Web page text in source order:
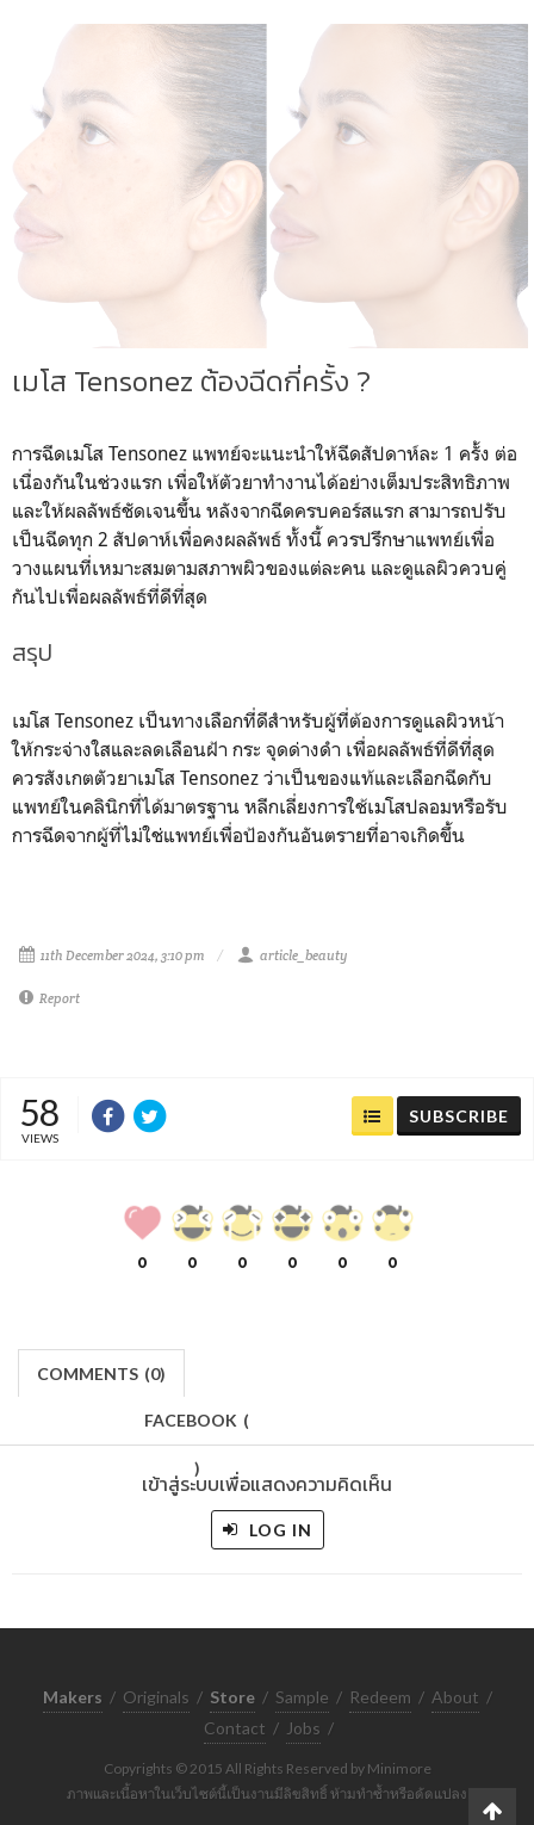
เมโส Tensonez ต้องฉีดกี่ครั้ง ?
การฉีดเมโส Tensonez แพทย์จะแนะนำให้ฉีดสัปดาห์ละ 1 ครั้ง ต่อ
เนื่องกันในช่วงแรก เพื่อให้ตัวยาทำงานได้อย่างเต็มประสิทธิภาพ
และให้ผลลัพธ์ชัดเจนขึ้น หลังจากฉีดครบคอร์สแรก สามารถปรับ
เป็นฉีดทุก 2 สัปดาห์เพื่อคงผลลัพธ์ ทั้งนี้ ควรปรึกษาแพทย์เพื่อ
วางแผนที่เหมาะสมตามสภาพผิวของแต่ละคน และดูแลผิวควบคู่
กันไปเพื่อผลลัพธ์ที่ดีที่สุด
สรุป
เมโส Tensonez เป็นทางเลือกที่ดีสำหรับผู้ที่ต้องการดูแลผิวหน้า
ให้กระจ่างใสและลดเลือนฝ้า กระ จุดด่างดำ เพื่อผลลัพธ์ที่ดีที่สุด
ควรสังเกตตัวยาเมโส Tensonez ว่าเป็นของแท้และเลือกฉีดกับ
แพทย์ในคลินิกที่ได้มาตรฐาน หลีกเลี่ยงการใช้เมโสปลอมหรือรับ
การฉีดจากผู้ที่ไม่ใช่แพทย์เพื่อป้องกันอันตรายที่อาจเกิดขึ้น
11th December 2024, 3:10 pm article_beauty
Report
58
VIEWS
SUBSCRIBE
0 0 0 0 0 0
COMMENTS (0)
FACEBOOK (
)
เข้าสู่ระบบเพื่อแสดงความคิดเห็น
LOG IN
Makers / Originals / Store / Sample / Redeem / About /
Contact / Jobs /
Copyrights © 2015 All Rights Reserved by Minimore
ภาพและเนื้อหาในเว็บไซต์นี้เป็นงานมีลิขสิทธิ์ ห้ามทำซ้ำหรือดัดแปลง